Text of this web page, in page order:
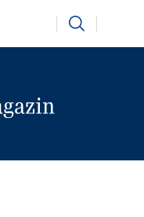
Suchen